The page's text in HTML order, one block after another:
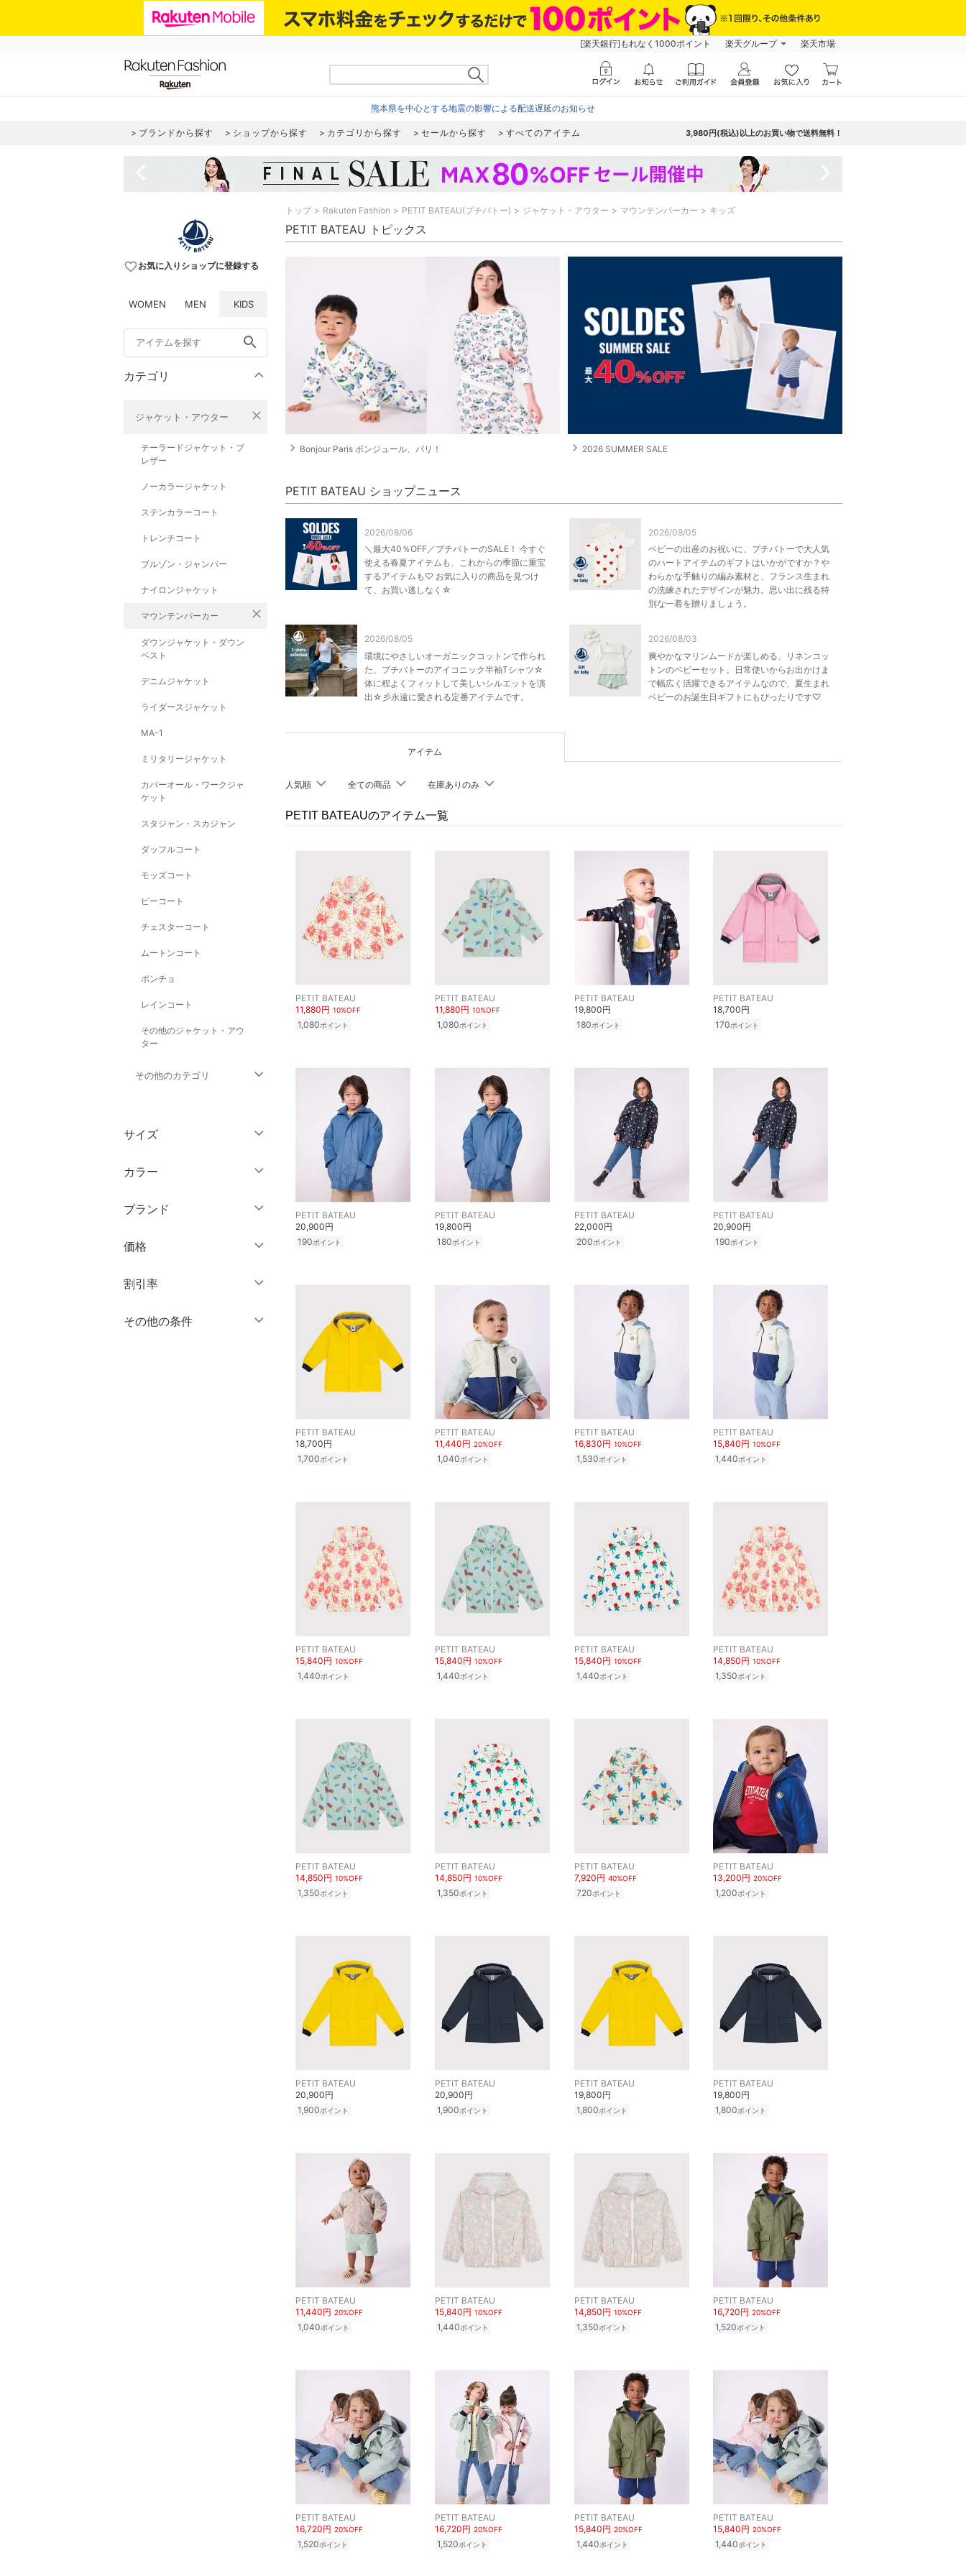
[楽天銀行]もれなく1000ポイント 楽天グループ 楽天市場
熊本県を中心とする地震の影響による配送遅延のお知らせ
ブランドから探す ショップから探す カテゴリから探す セールから探す すべてのアイテム 3,980円(税込)以上のお買い物で送料無料！
favorite_borderお気に入りショップに登録する
WOMEN MEN KIDS
search
カテゴリ
ジャケット・アウター close
テーラードジャケット・ブ
レザー
ノーカラージャケット
ステンカラーコート
トレンチコート
ブルゾン・ジャンパー
ナイロンジャケット
マウンテンパーカー close
ダウンジャケット・ダウン
ベスト
デニムジャケット
ライダースジャケット
MA-1
ミリタリージャケット
カバーオール・ワークジャ
ケット
スタジャン・スカジャン
ダッフルコート
モッズコート
ピーコート
チェスターコート
ムートンコート
ポンチョ
レインコート
その他のジャケット・アウ
ター
その他のカテゴリ
パンツ
ワンピース・ドレス
スカート
オールインワン・オーバ
バッグ
シューズ・靴
サイズ
70 ～ 74
80 ～ 84
120 ～ 129
カラー
クリア
ブランド
価格
絞り込み
割引率
％OFF～ ％OFF
その他の条件
トップ Rakuten Fashion PETIT BATEAU(プチバトー) ジャケット・アウター マウンテンパーカー キッズ
PETIT BATEAU トピックス
navigate_next Bonjour Paris ボンジュール、パリ！ navigate_next 2026 SUMMER SALE
PETIT BATEAU ショップニュース
2026/08/06
＼最大40％OFF／プチバトーのSALE！ 今すぐ
使える春夏アイテムも、これからの季節に重宝
するアイテムも♡ お気に入りの商品を見つけ
て、お買い逃しなく☆
2026/08/05
ベビーの出産のお祝いに、プチバトーで大人気
のハートアイテムのギフトはいかがですか？や
わらかな手触りの編み素材と、フランス生まれ
の洗練されたデザインが魅力。思い出に残る特
別な一着を贈りましょう。
2026/08/05
環境にやさしいオーガニックコットンで作られ
た、プチバトーのアイコニック半袖Tシャツ☆
体に程よくフィットして美しいシルエットを演
出☆彡永遠に愛される定番アイテムです。
2026/08/03
爽やかなマリンムードが楽しめる、リネンコッ
トンのベビーセット。日常使いからお出かけま
で幅広く活躍できるアイテムなので、夏生まれ
ベビーのお誕生日ギフトにもぴったりです♡
アイテム
人気順 全ての商品 在庫ありのみ
PETIT BATEAUのアイテム一覧
PETIT BATEAU
11,880円 10%OFF
1,080ポイント
PETIT BATEAU
11,880円 10%OFF
1,080ポイント
PETIT BATEAU
19,800円
180ポイント
PETIT BATEAU
18,700円
170ポイント
PETIT BATEAU
20,900円
190ポイント
PETIT BATEAU
19,800円
180ポイント
PETIT BATEAU
22,000円
200ポイント
PETIT BATEAU
20,900円
190ポイント
PETIT BATEAU
18,700円
1,700ポイント
PETIT BATEAU
11,440円 20%OFF
1,040ポイント
PETIT BATEAU
16,830円 10%OFF
1,530ポイント
PETIT BATEAU
15,840円 10%OFF
1,440ポイント
PETIT BATEAU
15,840円 10%OFF
1,440ポイント
PETIT BATEAU
15,840円 10%OFF
1,440ポイント
PETIT BATEAU
15,840円 10%OFF
1,440ポイント
PETIT BATEAU
14,850円 10%OFF
1,350ポイント
PETIT BATEAU
14,850円 10%OFF
1,350ポイント
PETIT BATEAU
14,850円 10%OFF
1,350ポイント
PETIT BATEAU
7,920円 40%OFF
720ポイント
PETIT BATEAU
13,200円 20%OFF
1,200ポイント
PETIT BATEAU
20,900円
1,900ポイント
PETIT BATEAU
20,900円
1,900ポイント
PETIT BATEAU
19,800円
1,800ポイント
PETIT BATEAU
19,800円
1,800ポイント
PETIT BATEAU
11,440円 20%OFF
1,040ポイント
PETIT BATEAU
15,840円 10%OFF
1,440ポイント
PETIT BATEAU
14,850円 10%OFF
1,350ポイント
PETIT BATEAU
16,720円 20%OFF
1,520ポイント
PETIT BATEAU
16,720円 20%OFF
1,520ポイント
PETIT BATEAU
16,720円 20%OFF
1,520ポイント
PETIT BATEAU
15,840円 20%OFF
1,440ポイント
PETIT BATEAU
15,840円 20%OFF
1,440ポイント